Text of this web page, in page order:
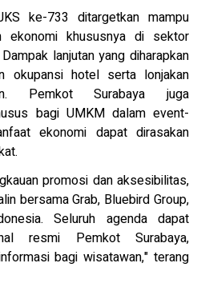
ke-733 ditargetkan mampu
ekonomi khususnya di sektor
lanjutan yang diharapkan
okupansi hotel serta lonjakan
Pemkot Surabaya juga
bagi UMKM dalam event-
ekonomi dapat dirasakan
promosi dan aksesibilitas,
bersama Grab, Bluebird Group,
Seluruh agenda dapat
resmi Pemkot Surabaya,
bagi wisatawan," terang